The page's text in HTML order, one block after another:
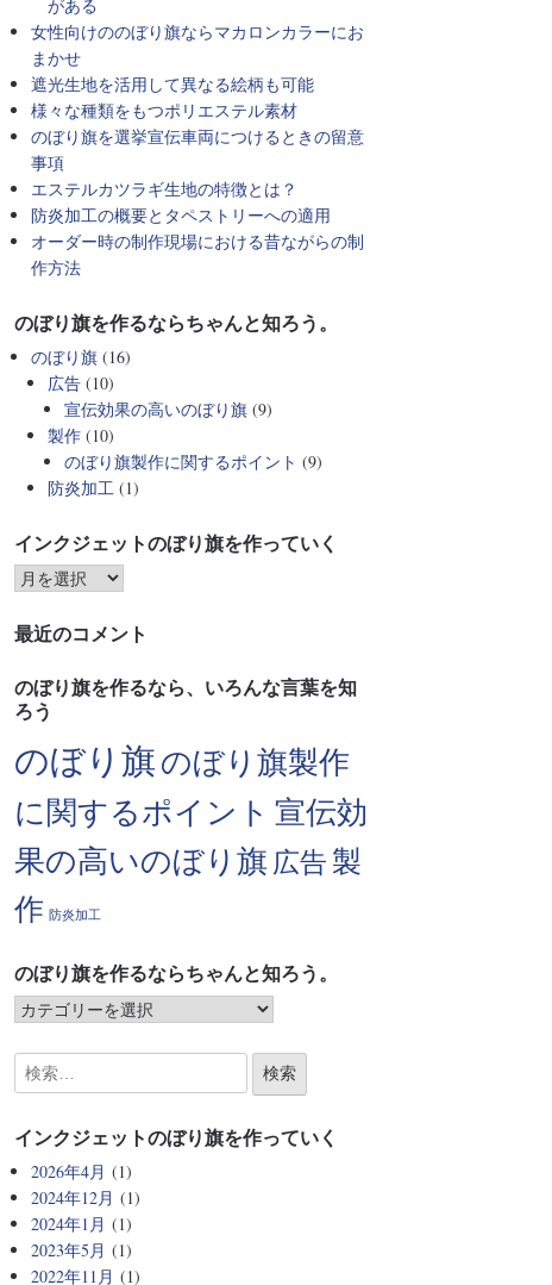
がある
女性向けののぼり旗ならマカロンカラーにお
まかせ
遮光生地を活用して異なる絵柄も可能
様々な種類をもつポリエステル素材
のぼり旗を選挙宣伝車両につけるときの留意
事項
エステルカツラギ生地の特徴とは？
防炎加工の概要とタペストリーへの適用
オーダー時の制作現場における昔ながらの制
作方法
のぼり旗を作るならちゃんと知ろう。
のぼり旗 (16)
広告 (10)
宣伝効果の高いのぼり旗 (9)
製作 (10)
のぼり旗製作に関するポイント (9)
防炎加工 (1)
インクジェットのぼり旗を作っていく
最近のコメント
のぼり旗を作るなら、いろんな言葉を知
ろう
のぼり旗のぼり旗製作
に関するポイント 宣伝効
果の高いのぼり旗 広告 製
作 防炎加工
のぼり旗を作るならちゃんと知ろう。
インクジェットのぼり旗を作っていく
2026年4月 (1)
2024年12月 (1)
2024年1月 (1)
2023年5月 (1)
2022年11月 (1)